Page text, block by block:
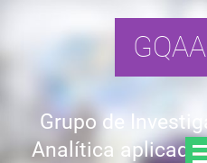
Grupo de
Analítica aplicada